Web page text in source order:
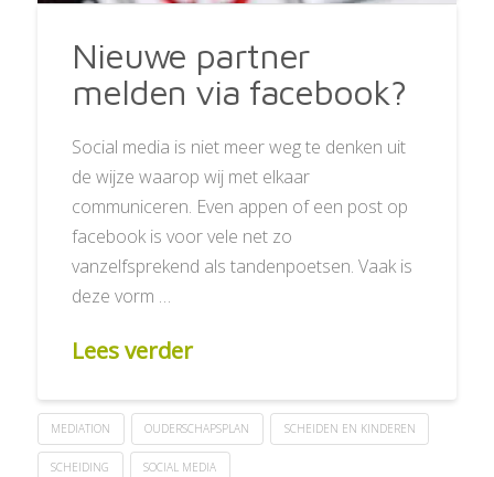
Nieuwe partner
melden via facebook?
Social media is niet meer weg te denken uit
de wijze waarop wij met elkaar
communiceren. Even appen of een post op
facebook is voor vele net zo
vanzelfsprekend als tandenpoetsen. Vaak is
deze vorm …
Lees verder
MEDIATION OUDERSCHAPSPLAN SCHEIDEN EN KINDEREN
SCHEIDING SOCIAL MEDIA